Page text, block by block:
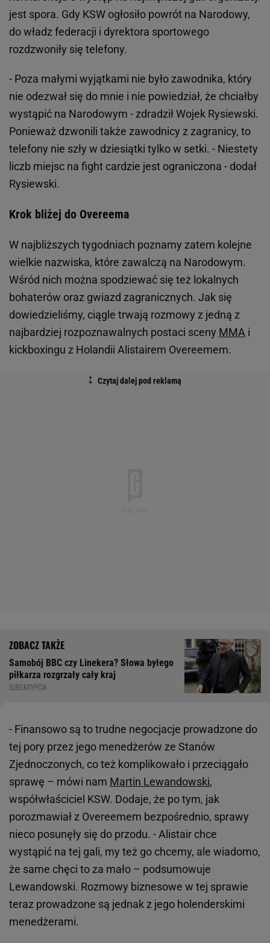
jest spora. Gdy KSW ogłosiło powrót na Narodowy,
do władz federacji i dyrektora sportowego
rozdzwoniły się telefony.
- Poza małymi wyjątkami nie było zawodnika, który
nie odezwał się do mnie i nie powiedział, że chciałby
wystąpić na Narodowym - zdradził Wojek Rysiewski.
Ponieważ dzwonili także zawodnicy z zagranicy, to
telefony nie szły w dziesiątki tylko w setki. - Niestety
liczb miejsc na fight cardzie jest ograniczona - dodał
Rysiewski.
Krok bliżej do Overeema
W najbliższych tygodniach poznamy zatem kolejne
wielkie nazwiska, które zawalczą na Narodowym.
Wśród nich można spodziewać się też lokalnych
bohaterów oraz gwiazd zagranicznych. Jak się
dowiedzieliśmy, ciągle trwają rozmowy z jedną z
najbardziej rozpoznawalnych postaci sceny MMA i
kickboxingu z Holandii Alistairem Overeemem.
Samobój BBC czy Linekera? Słowa byłego
piłkarza rozgrzały cały kraj
SUBSKRYPCJA
- Finansowo są to trudne negocjacje prowadzone do
tej pory przez jego menedżerów ze Stanów
Zjednoczonych, co też komplikowało i przeciągało
sprawę – mówi nam Martin Lewandowski,
współwłaściciel KSW. Dodaje, że po tym, jak
porozmawiał z Overeemem bezpośrednio, sprawy
nieco posunęły się do przodu. - Alistair chce
wystąpić na tej gali, my też go chcemy, ale wiadomo,
że same chęci to za mało – podsumowuje
Lewandowski. Rozmowy biznesowe w tej sprawie
teraz prowadzone są jednak z jego holenderskimi
menedżerami.